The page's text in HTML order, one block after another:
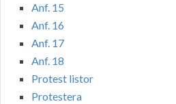
Anf. 15
Anf. 16
Anf. 17
Anf. 18
Protest listor
Protestera